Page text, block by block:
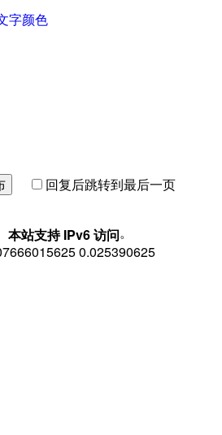
字颜色
回复后跳转到最后一页
本站支持 IPv6 访问。
0.025390625